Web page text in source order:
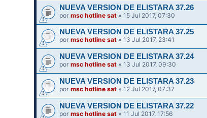
NUEVA VERSION DE ELISTARA 37.26
pormsc hotline sat » 15 Jul 2017, 07:30
NUEVA VERSION DE ELISTARA 37.25
pormsc hotline sat » 13 Jul 2017, 23:41
NUEVA VERSION DE ELISTARA 37.24
pormsc hotline sat » 13 Jul 2017, 09:30
NUEVA VERSION DE ELISTARA 37.23
pormsc hotline sat » 12 Jul 2017, 07:37
NUEVA VERSION DE ELISTARA 37.22
pormsc hotline sat » 11 Jul 2017, 17:56